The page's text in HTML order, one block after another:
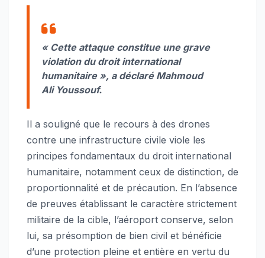
« Cette attaque constitue une grave
violation du droit international
humanitaire », a déclaré Mahmoud
Ali Youssouf.
Il a souligné que le recours à des drones
contre une infrastructure civile viole les
principes fondamentaux du droit international
humanitaire, notamment ceux de distinction, de
proportionnalité et de précaution. En l’absence
de preuves établissant le caractère strictement
militaire de la cible, l’aéroport conserve, selon
lui, sa présomption de bien civil et bénéficie
d’une protection pleine et entière en vertu du